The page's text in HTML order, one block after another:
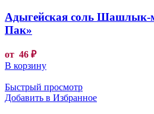
Адыгейская соль
Пак»
от 46 ₽
В корзину
Быстрый просмотр
Добавить в Избранное